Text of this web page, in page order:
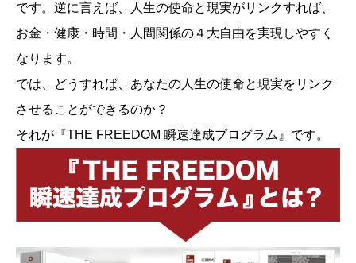
です。逆に言えば、人生の使命と現実がリンクすれば、
お金・健康・時間・人間関係の４大自由を実現しやすく
なります。
では、どうすれば、あなたの人生の使命と現実をリンク
させることができるのか？
それが『THE FREEDOM 瞬速達成プログラム』です。